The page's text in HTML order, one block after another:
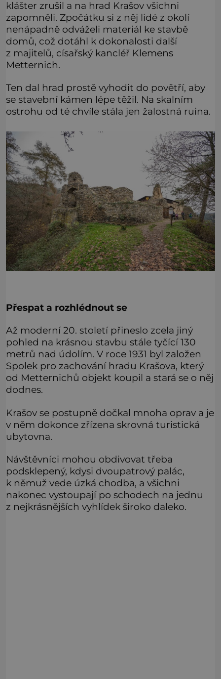
klášter zrušil a na hrad Krašov všichni
zapomněli. Zpočátku si z něj lidé z okolí
nenápadně odváželi materiál ke stavbě
domů, což dotáhl k dokonalosti další
z majitelů, císařský kancléř Klemens
Metternich.
Ten dal hrad prostě vyhodit do povětří, aby
se stavební kámen lépe těžil. Na skalním
ostrohu od té chvíle stála jen žalostná ruina.
Přespat a rozhlédnout se
Až moderní 20. století přineslo zcela jiný
pohled na krásnou stavbu stále tyčící 130
metrů nad údolím. V roce 1931 byl založen
Spolek pro zachování hradu Krašova, který
od Metternichů objekt koupil a stará se o něj
dodnes.
Krašov se postupně dočkal mnoha oprav a je
v něm dokonce zřízena skrovná turistická
ubytovna.
Návštěvníci mohou obdivovat třeba
podsklepený, kdysi dvoupatrový palác,
k němuž vede úzká chodba, a všichni
nakonec vystoupají po schodech na jednu
z nejkrásnějších vyhlídek široko daleko.